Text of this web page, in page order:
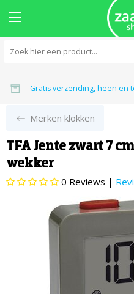
Vandaag besteld,volgende
Achteraf betalen, binnen 14
Gratis verzending, heen en
Meer dan 4000 reviews, 8.7
Merken klokken
TFA Jente zwart 7
wekker
0 Reviews |